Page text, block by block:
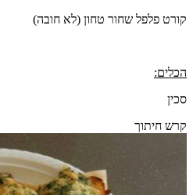
קורט פלפל שחור טחון (לא חובה)
הכלים:
סכין
קרש חיתוך